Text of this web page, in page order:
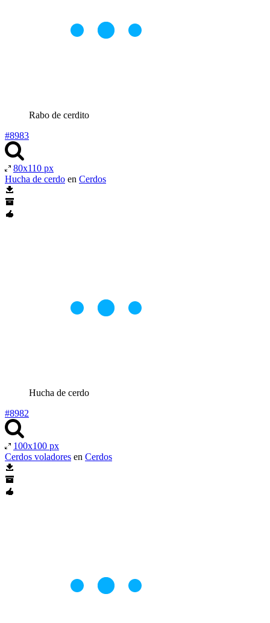
Rabo de cerdito
#8983
80x110 px
Hucha de cerdo en Cerdos
Hucha de cerdo
#8982
100x100 px
Cerdos voladores en Cerdos